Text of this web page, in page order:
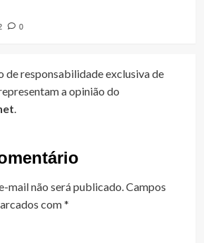
0
de responsabilidade exclusiva de
a opinião do
.
mail não será publicado.Campos
com*